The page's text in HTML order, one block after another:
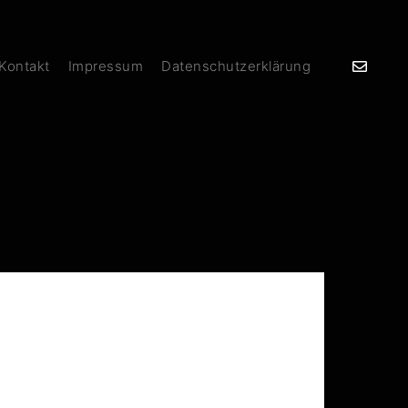
Impressum Datenschutzerklärung